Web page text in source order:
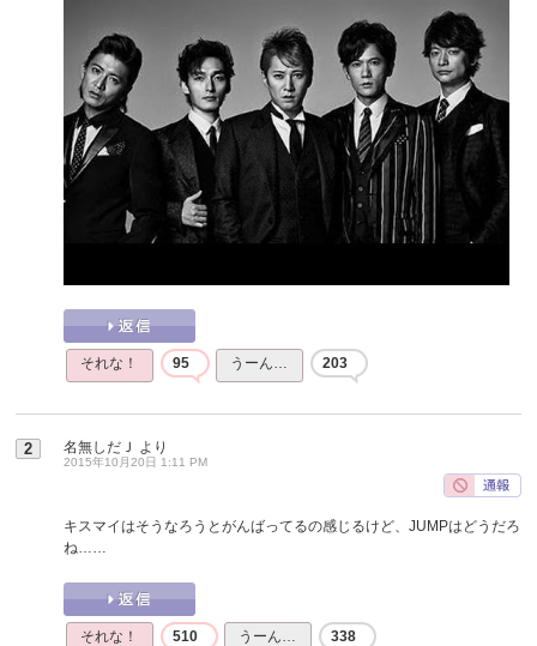
それな！ 95 うーん… 203
2 名無しだＪ より
2015年10月20日 1:11 PM
キスマイはそうなろうとがんばってるの感じるけど、JUMPはどうだろ
ね……
それな！ 510 うーん… 338